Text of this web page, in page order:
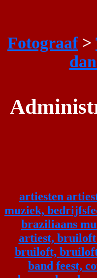
Fotograaf>
artiesten
muziek,
braziliaans
artiest, bruiloft
bruiloft,
band feest,